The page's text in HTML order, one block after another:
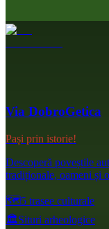
Via DobroGetica
Pași prin istorie!
Descoperă poveștile
tradiționale, oameni și
🗺️5 trasee culturale
🏛️Situri arheologice